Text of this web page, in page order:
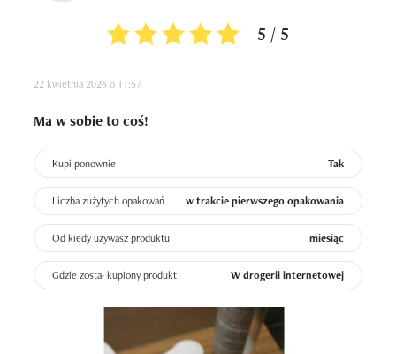
5 / 5
22 kwietnia 2026 o 11:57
Ma w sobie to coś!
Kupi ponownie Tak
Liczba zużytych opakowań w trakcie pierwszego opakowania
Od kiedy używasz produktu miesiąc
Gdzie został kupiony produkt W drogerii internetowej